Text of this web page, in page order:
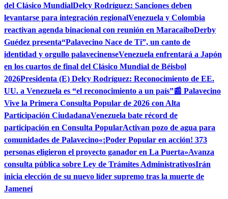
del Clásico MundialDelcy Rodríguez: Sanciones deben
levantarse para integración regionalVenezuela y Colombia
reactivan agenda binacional con reunión en MaracaiboDerby
Guédez presenta“Palavecino Nace de Ti”, un canto de
identidad y orgullo palavecinenseVenezuela enfrentará a Japón
en los cuartos de final del Clásico Mundial de Béisbol
2026Presidenta (E) Delcy Rodríguez: Reconocimiento de EE.
UU. a Venezuela es “el reconocimiento a un país”📰 Palavecino
Vive la Primera Consulta Popular de 2026 con Alta
Participación CiudadanaVenezuela bate récord de
participación en Consulta PopularActivan pozo de agua para
comunidades de Palavecino«¡Poder Popular en acción! 373
personas eligieron el proyecto ganador en La Puerta»Avanza
consulta pública sobre Ley de Trámites AdministrativosIrán
inicia elección de su nuevo líder supremo tras la muerte de
Jameneí